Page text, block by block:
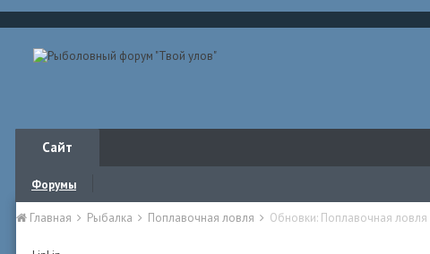
Сайт
Форумы
Главная Рыбалка Поплавочная ловля Обновки: Поплавочная ловля